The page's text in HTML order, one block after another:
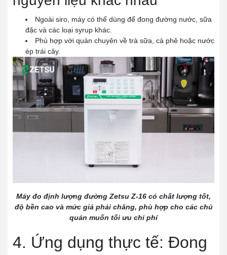
Ngoài siro, máy có thể dùng để đong đường nước, sữa
đặc và các loại syrup khác.
Phù hợp với quán chuyên về trà sữa, cà phê hoặc nước
ép trái cây.
Máy đo định lượng đường Zetsu Z-16 có chất lượng tốt,
độ bền cao và mức giá phải chăng, phù hợp cho các chủ
quán muốn tối ưu chi phí
4. Ứng dụng thực tế: Đong